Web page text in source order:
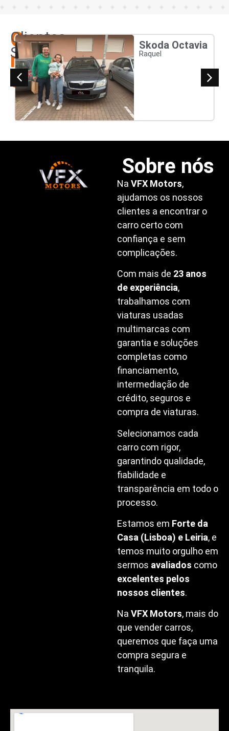
Os
nossos
clientes
Clientes
Satisfeitos
Skoda Octavia
Raquel
Sobre nós
NaVFX Motors,
ajudamos os nossos
clientes a encontrar o
carro certo com
confiança e sem
complicações.
Com mais de 23 anos
de experiência,
trabalhamos com
viaturas usadas
multimarcas com
garantia e soluções
completas como
financiamento,
intermediação de
crédito, seguros e
compra de viaturas.
Selecionamos cada
carro com rigor,
garantindo qualidade,
fiabilidade e
transparência em todo o
processo.
Estamos em Forte da
Casa (Lisboa) e Leiria, e
temos muito orgulho em
sermos avaliados como
excelentes pelos
nossos clientes.
NaVFX Motors, mais do
que vender carros,
queremos que faça uma
compra segura e
tranquila.